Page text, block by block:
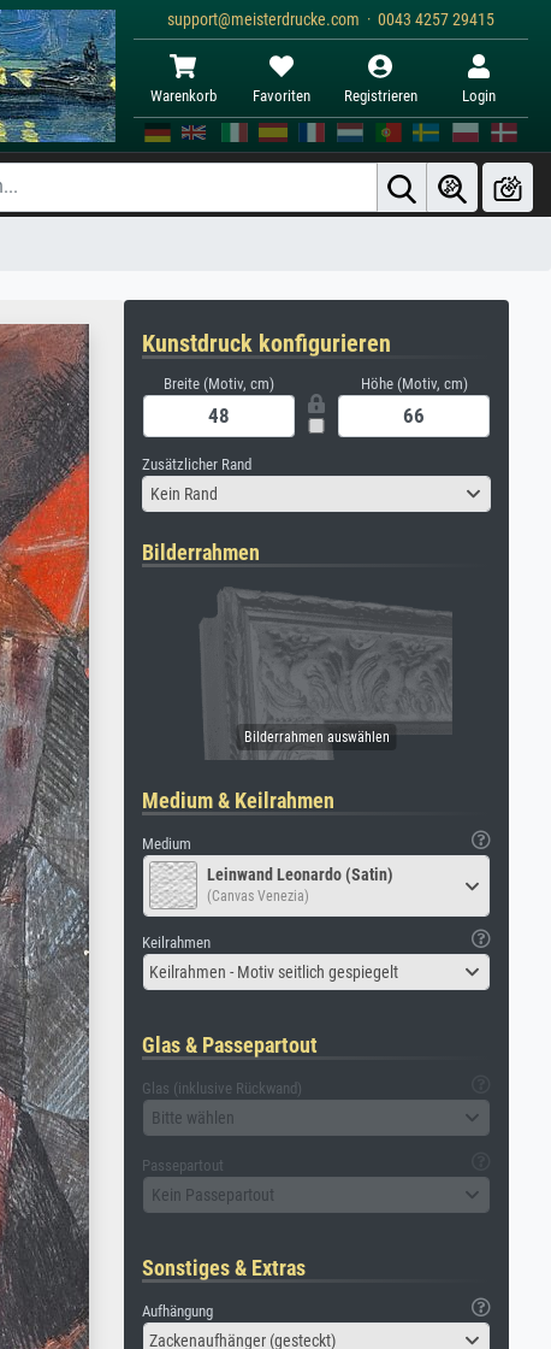
support@meisterdrucke.com · 0043 4257 29415
Warenkorb Favoriten Registrieren Login
Kunstdruck konfigurieren
Breite (Motiv, cm) Höhe (Motiv, cm)
Zusätzlicher Rand
Kein Rand
Bilderrahmen
Medium & Keilrahmen
Medium
Leinwand Leonardo (Satin)
(Canvas Venezia)
Keilrahmen
Keilrahmen - Motiv seitlich gespiegelt
Glas & Passepartout
Glas (inklusive Rückwand)
Bitte wählen
Passepartout
Kein Passepartout
Sonstiges & Extras
Aufhängung
Zackenaufhänger (gesteckt)